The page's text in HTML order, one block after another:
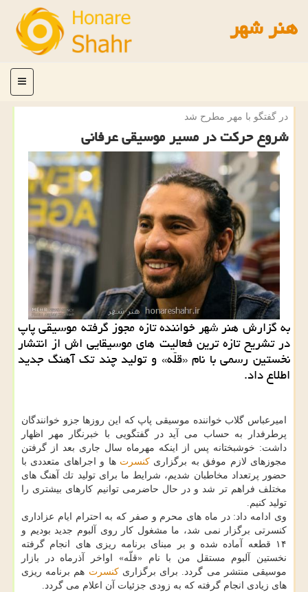
هنر شهر
منو
در گفتگو با مهر مطرح شد
شروع حركت در مسیر موسیقی عرفانی
به گزارش هنر شهر خواننده تازه مجوز گرفته موسیقی پاپ
در تشریح تازه ترین فعالیت های موسیقایی اش از انتشار
نخستین رسمی با نام «قلّه» و تولید چند تك آهنگ جدید
اطلاع داد.
امیرعباس گلاب خواننده موسیقی پاپ كه این روزها جزو خوانندگان
پرطرفدار به حساب می آید در گفتگویی با خبرنگار مهر اظهار
داشت: خوشبختانه پس از اینكه مهرماه سال جاری بعد از گرفتن
مجوزهای لازم موفق به برگزاری كنسرت ها و اجراهای متعددی با
حضور پرتعداد مخاطبان شدیم، شرایط ما برای تولید تك آهنگ های
مختلف فراهم تر شد و در حال حاضرمی توانیم كارهای بیشتری را
تولید كنیم.
وی ادامه داد: در ماه های محرم و صفر كه به احترام ایام عزاداری
كنسرتی برگزار نمی شد، ما مشغول كار روی آلبوم جدید بودیم و
۱۴ قطعه آماده شده و بر مبنای برنامه ریزی های انجام گرفته
نخستین آلبوم مستقل من با نام «قلّه» اواخر آذرماه در بازار
موسیقی منتشر می گردد. برای برگزاریكنسرت هم برنامه ریزی
های زیادی انجام گرفته كه به زودی جزئیات آن اعلام می گردد.